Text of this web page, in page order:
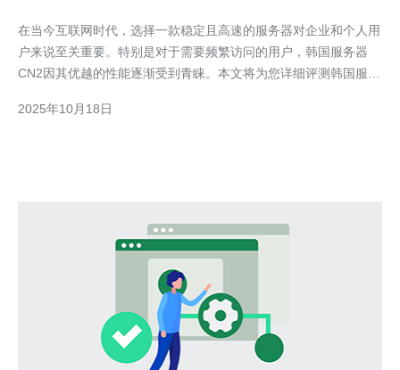
在当今互联网时代，选择一款稳定且高速的服务器对企业和个人用
户来说至关重要。特别是对于需要频繁访问的用户，韩国服务器
CN2因其优越的性能逐渐受到青睐。本文将为您详细评测韩国服务
么是CN2网络？CN2是中国电信推出的一种网络传输技术，致力于
2025年10月18日